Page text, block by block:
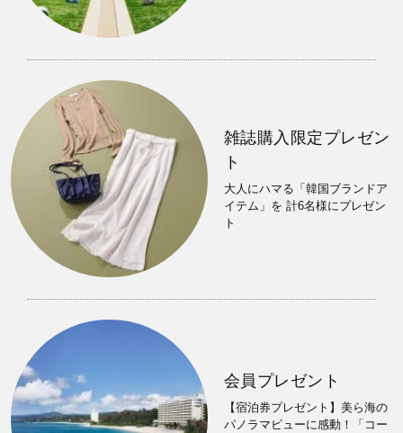
雑誌購入限定プレゼン
ト
大人にハマる「韓国ブランドア
イテム」を 計6名様にプレゼン
ト
会員プレゼント
【宿泊券プレゼント】美ら海の
パノラマビューに感動！「コー